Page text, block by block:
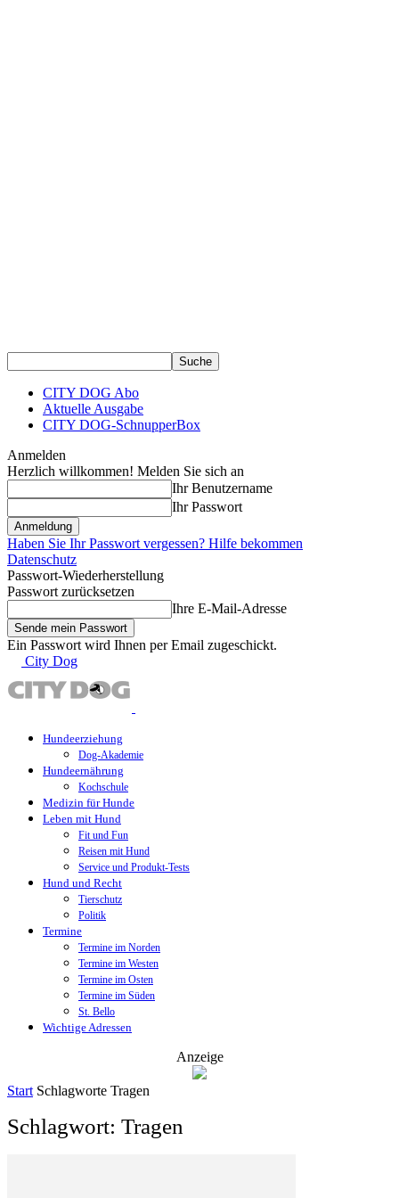
CITY DOG Abo
Aktuelle Ausgabe
CITY DOG-SchnupperBox
Anmelden
Herzlich willkommen! Melden Sie sich an
Ihr Benutzername
Ihr Passwort
Haben Sie Ihr Passwort vergessen? Hilfe bekommen
Datenschutz
Passwort-Wiederherstellung
Passwort zurücksetzen
Ihre E-Mail-Adresse
Ein Passwort wird Ihnen per Email zugeschickt.
City Dog
Hundeerziehung
Dog-Akademie
Hundeernährung
Kochschule
Medizin für Hunde
Leben mit Hund
Fit und Fun
Reisen mit Hund
Service und Produkt-Tests
Hund und Recht
Tierschutz
Politik
Termine
Termine im Norden
Termine im Westen
Termine im Osten
Termine im Süden
St. Bello
Wichtige Adressen
Anzeige
Start Schlagworte Tragen
Schlagwort: Tragen